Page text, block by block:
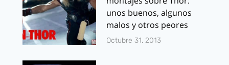
unos buenos, algunos
malos y otros peores
Octubre 31, 2013